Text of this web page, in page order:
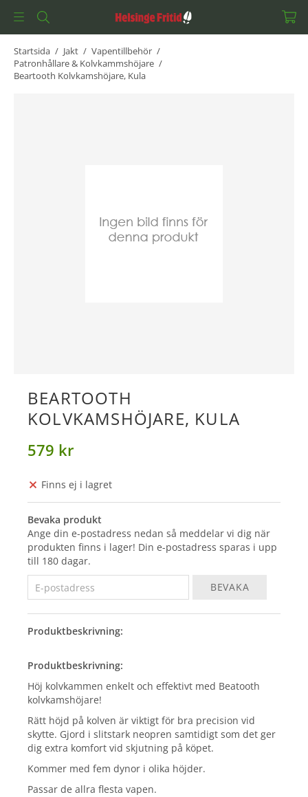
Startsida / Jakt / Vapentillbehör /
Patronhållare & Kolvkammshöjare /
Beartooth Kolvkamshöjare, Kula
BEARTOOTH
KOLVKAMSHÖJARE, KULA
579 kr
Finns ej i lagret
Bevaka produkt
Ange din e-postadress nedan så meddelar vi dig när
produkten finns i lager! Din e-postadress sparas i upp
till 180 dagar.
BEVAKA
Produktbeskrivning:
Produktbeskrivning:
Höj kolvkammen enkelt och effektivt med Beatooth
kolvkamshöjare!
Rätt höjd på kolven är viktigt för bra precision vid
skytte. Gjord i slitstark neopren samtidigt som det ger
dig extra komfort vid skjutning på köpet.
Kommer med fem dynor i olika höjder.
Passar de allra flesta vapen.